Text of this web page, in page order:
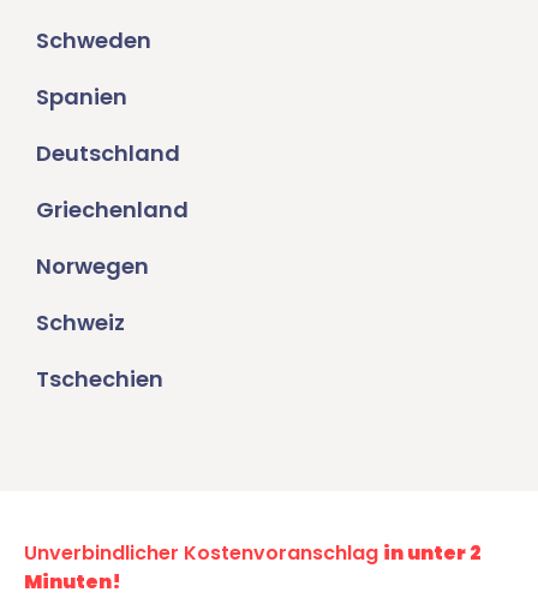
Schweden
Spanien
Deutschland
Griechenland
Norwegen
Schweiz
Tschechien
Unverbindlicher Kostenvoranschlag in unter 2
Minuten!